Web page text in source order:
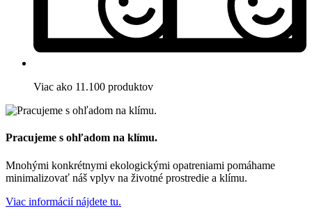
Viac ako 11.100 produktov
Pracujeme s ohľadom na klímu.
Mnohými konkrétnymi ekologickými opatreniami pomáhame
minimalizovať náš vplyv na životné prostredie a klímu.
Viac informácií nájdete tu.